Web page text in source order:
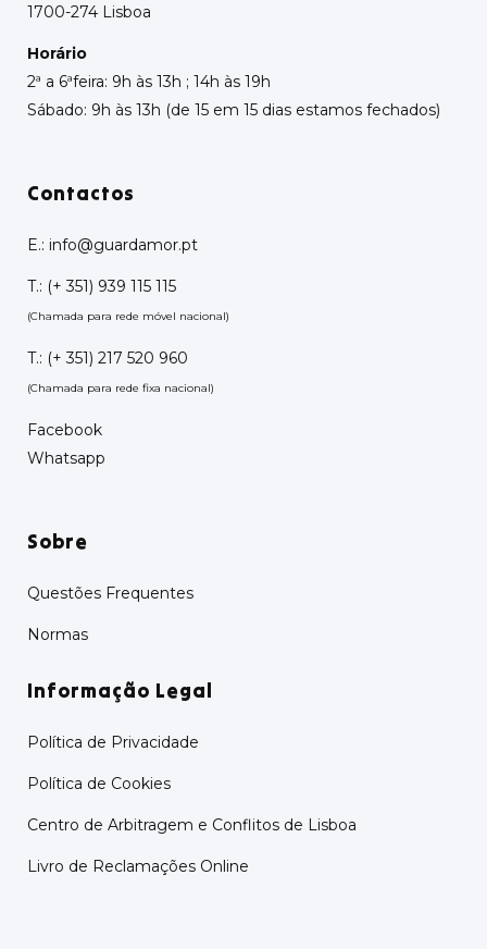
1700-274 Lisboa
Horário
2ª a 6ªfeira: 9h às 13h ; 14h às 19h
Sábado: 9h às 13h (de 15 em 15 dias estamos fechados)
Contactos
E.: info@guardamor.pt
T.: (+ 351) 939 115 115
(Chamada para rede móvel nacional)
T.: (+ 351) 217 520 960
(Chamada para rede fixa nacional)
Facebook
Whatsapp
Sobre
Questões Frequentes
Normas
Informação Legal
Política de Privacidade
Política de Cookies
Centro de Arbitragem e Conflitos de Lisboa
Livro de Reclamações Online